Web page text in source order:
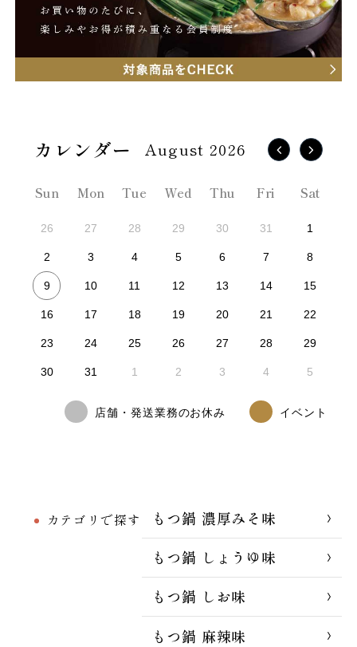
カテゴリで探す
もつ鍋 濃厚みそ味
もつ鍋 しょうゆ味
もつ鍋 しお味
もつ鍋 麻辣味
August 2026
Sun Mon Tue Wed Thu Fri Sat
26 27 28 29 30 31 1
2 3 4 5 6 7 8
9 10 11 12 13 14 15
16 17 18 19 20 21 22
23 24 25 26 27 28 29
30 31 1 2 3 4 5
店舗・発送業務のお休み イベント